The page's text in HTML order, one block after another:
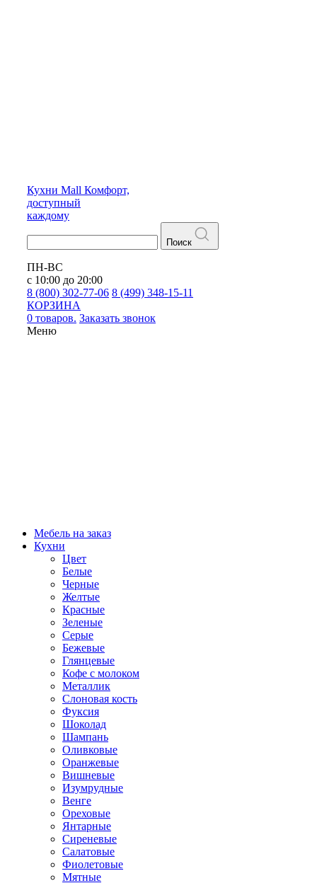
Кухни Mall Комфорт,
доступный
каждому
Поиск
ПН-ВС
с 10:00 до 20:00
8 (800) 302-77-06 8 (499) 348-15-11
КОРЗИНА
0 товаров. Заказать звонок
Меню
Мебель на заказ
Кухни
Цвет
Белые
Черные
Желтые
Красные
Зеленые
Серые
Бежевые
Глянцевые
Кофе с молоком
Металлик
Слоновая кость
Фуксия
Шоколад
Шампань
Оливковые
Оранжевые
Вишневые
Изумрудные
Венге
Ореховые
Янтарные
Сиреневые
Салатовые
Фиолетовые
Мятные